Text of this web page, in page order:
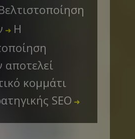
➜ Η
αποτελεί
κομμάτι
SEO ➜